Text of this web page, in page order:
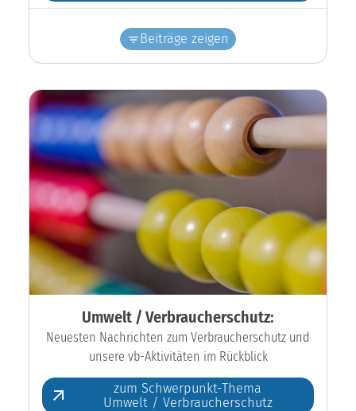
Beiträge zeigen
Umwelt / Verbraucherschutz:
Neuesten Nachrichten zum Verbraucherschutz und
unsere vb-Aktivitäten im Rückblick
zum Schwerpunkt-Thema
Umwelt / Verbraucherschutz